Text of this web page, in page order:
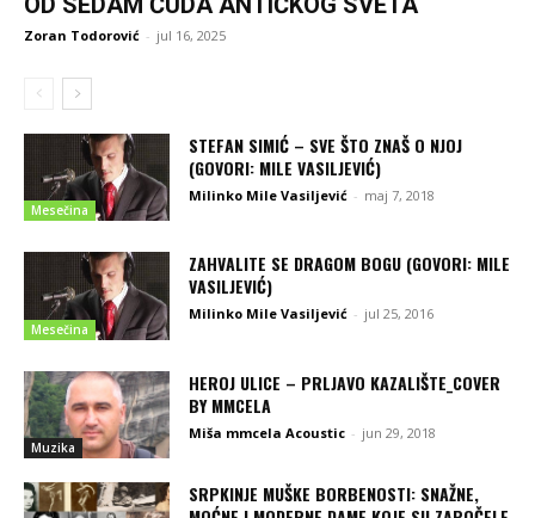
Zoran Todorović - jul 16, 2025
Mesečina
STEFAN SIMIĆ – SVE ŠTO ZNAŠ O NJOJ
(GOVORI: MILE VASILJEVIĆ)
Milinko Mile Vasiljević - maj 7, 2018
Mesečina
ZAHVALITE SE DRAGOM BOGU (GOVORI: MILE
VASILJEVIĆ)
Milinko Mile Vasiljević - jul 25, 2016
Muzika
HEROJ ULICE – PRLJAVO KAZALIŠTE_COVER
BY MMCELA
Miša mmcela Acoustic - jun 29, 2018
SRPKINJE MUŠKE BORBENOSTI: SNAŽNE,